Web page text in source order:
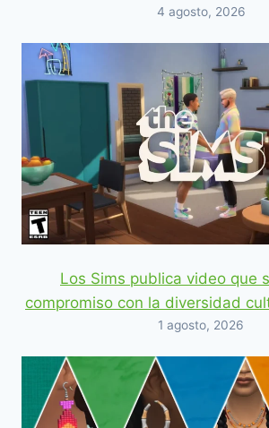
4 agosto, 2026
Los Sims publica video que
compromiso con la diversidad
1 agosto, 2026